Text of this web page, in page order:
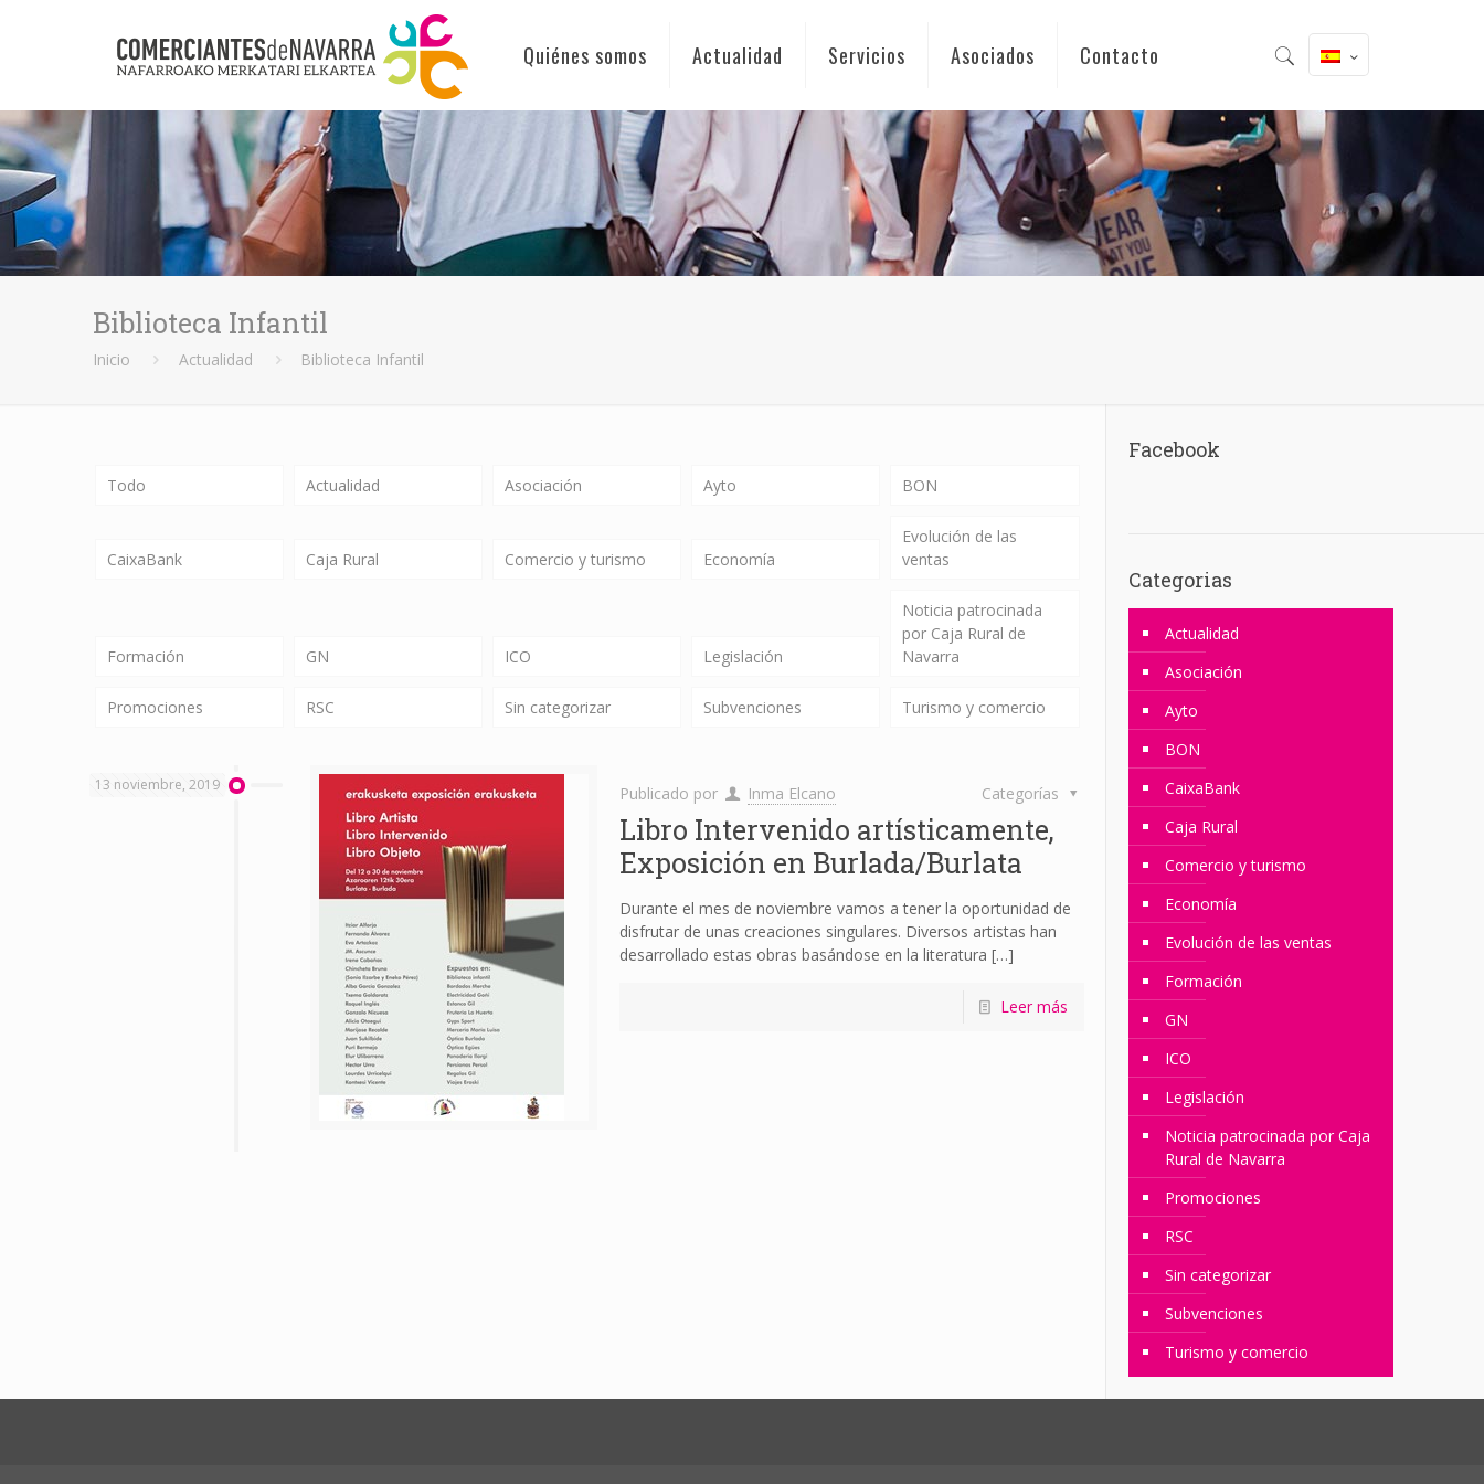
Quiénes somos Actualidad Servicios Asociados Contacto
Biblioteca Infantil
Inicio Actualidad Biblioteca Infantil
Todo Actualidad Asociación Ayto BON
CaixaBank Caja Rural Comercio y turismo Economía
Evolución de las
ventas
Formación GN ICO Legislación
Noticia patrocinada
por Caja Rural de
Navarra
Promociones RSC Sin categorizar Subvenciones Turismo y comercio
13 noviembre, 2019 Publicado por Inma Elcano Categorías
Libro Intervenido artísticamente,
Exposición en Burlada/Burlata
Durante el mes de noviembre vamos a tener la oportunidad de
disfrutar de unas creaciones singulares. Diversos artistas han
desarrollado estas obras basándose en la literatura […]
Leer más
Facebook
Categorias
Actualidad
Asociación
Ayto
BON
CaixaBank
Caja Rural
Comercio y turismo
Economía
Evolución de las ventas
Formación
GN
ICO
Legislación
Noticia patrocinada por Caja
Rural de Navarra
Promociones
RSC
Sin categorizar
Subvenciones
Turismo y comercio